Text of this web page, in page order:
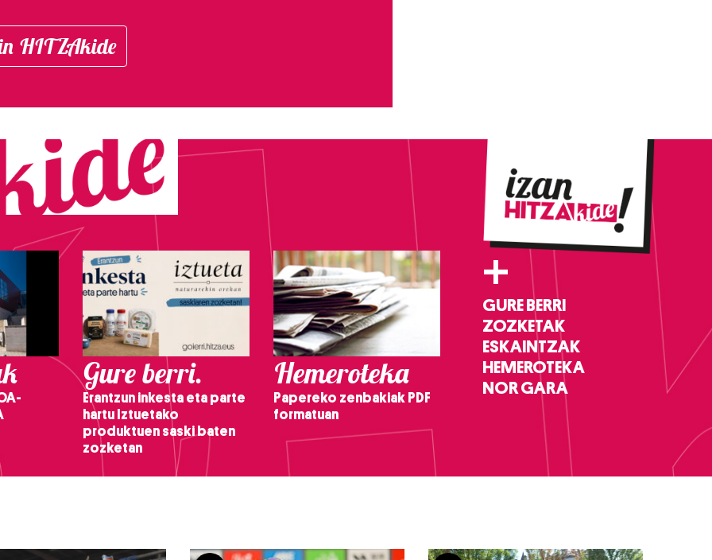
HITZAkide
Gure berri.
Erantzun inkesta eta parte
hartu Iztuetako
produktuen saski baten
zozketan
Hemeroteka
Papereko zenbakiak PDF
formatuan
+
GURE BERRI
ZOZKETAK
ESKAINTZAK
HEMEROTEKA
NOR GARA